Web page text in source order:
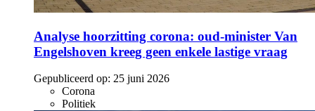
Analyse hoorzitting corona: oud-minister Van
Engelshoven kreeg geen enkele lastige vraag
Gepubliceerd op: 25 juni 2026
Corona
Politiek